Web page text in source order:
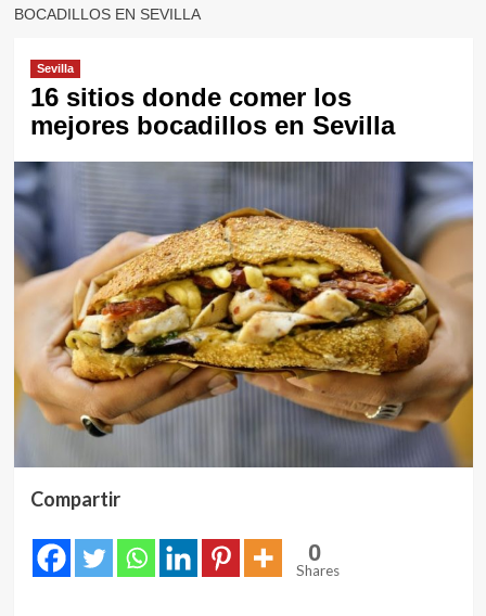
BOCADILLOS EN SEVILLA
Sevilla
16 sitios donde comer los
mejores bocadillos en Sevilla
Compartir
0
Shares